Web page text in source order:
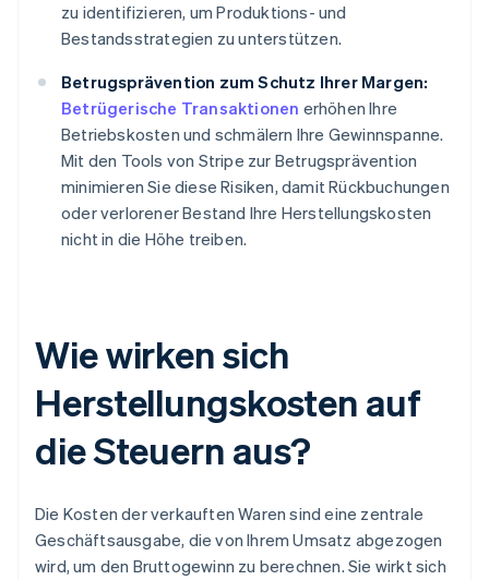
zu identifizieren, um Produktions- und
Bestandsstrategien zu unterstützen.
Betrugsprävention zum Schutz Ihrer Margen:
Betrügerische Transaktionen erhöhen Ihre
Betriebskosten und schmälern Ihre Gewinnspanne.
Mit den Tools von Stripe zur Betrugsprävention
minimieren Sie diese Risiken, damit Rückbuchungen
oder verlorener Bestand Ihre Herstellungskosten
nicht in die Höhe treiben.
Wie wirken sich
Herstellungskosten auf
die Steuern aus?
Die Kosten der verkauften Waren sind eine zentrale
Geschäftsausgabe, die von Ihrem Umsatz abgezogen
wird, um den Bruttogewinn zu berechnen. Sie wirkt sich